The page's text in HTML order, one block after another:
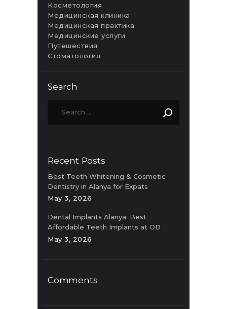
Косметология
Медицинская клиника
Медицинская практика
Медицинские услуги
Путешествия
Стоматология
Search
Recent Posts
Best Teeth Whitening & Cosmetic
Dentistry in Alanya for Expats
May 3, 2026
Dental Implants Alanya: Best
Affordable Teeth Implants at OD
Clinic
May 3, 2026
Comments